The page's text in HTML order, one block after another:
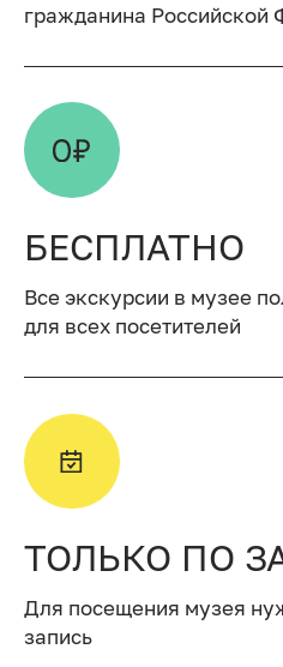
гражданина Российской
БЕСПЛАТНО
Все экскурсии в музее
для всех посетителей
ТОЛЬКО ПО
Для посещения музея
запись